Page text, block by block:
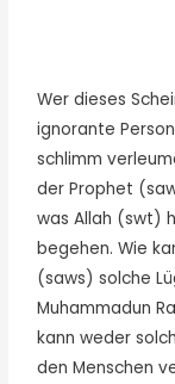
Wer dieses
ignorante
schlimm
der Prophet
was Allah (swt)
begehen. Wie
(saws) solche
Muhammadun
kann weder
den Menschen